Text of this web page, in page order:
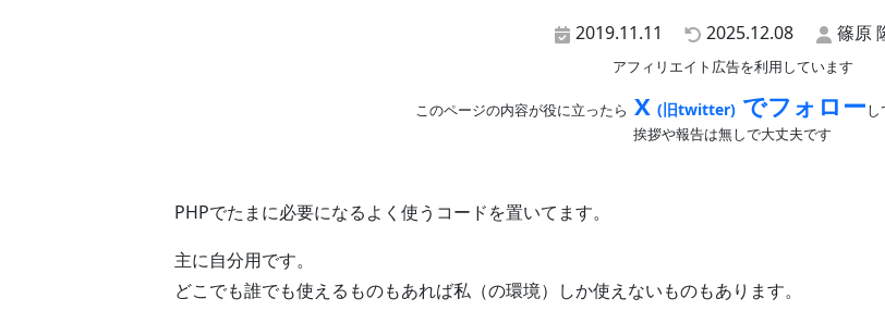
2019.11.11 2025.12.08 篠原
アフィリエイト広告を利用しています
このページの内容が役に立ったら X (旧twitter)でフォロー
挨拶や報告は無しで大丈夫です
PHPでたまに必要になるよく使うコードを置いてます。
主に自分用です。
どこでも誰でも使えるものもあれば私（の環境）しか使えないものもあります。